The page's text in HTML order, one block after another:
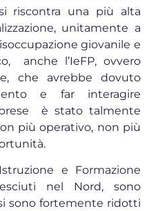
riscontra una più alta
unitamente a
giovanile e
anche l’IeFP, ovvero
che avrebbe dovuto
e far interagire
è stato talmente
più operativo, non più
e Formazione
nel Nord, sono
sono fortemente ridotti